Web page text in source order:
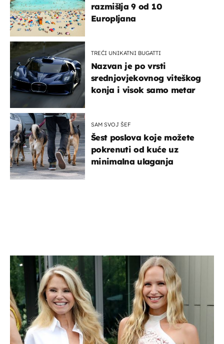
razmišlja 9 od 10
Europljana
TREĆI UNIKATNI BUGATTI
Nazvan je po vrsti
srednjovjekovnog viteškog
konja i visok samo metar
SAM SVOJ ŠEF
Šest poslova koje možete
pokrenuti od kuće uz
minimalna ulaganja